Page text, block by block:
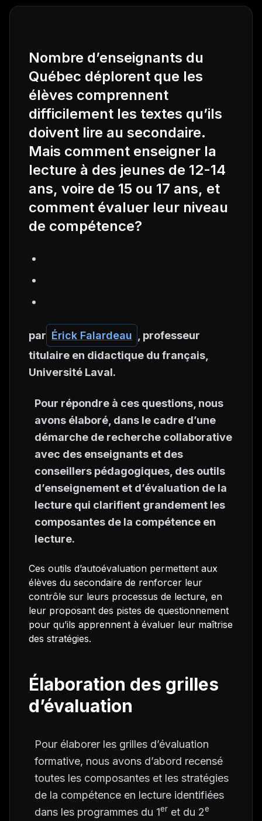
Nombre d’enseignants du
Québec déplorent que les
élèves comprennent
difficilement les textes qu’ils
doivent lire au secondaire.
Mais comment enseigner la
lecture à des jeunes de 12-14
ans, voire de 15 ou 17 ans, et
comment évaluer leur niveau
de compétence?
par Érick Falardeau
, professeur
titulaire en didactique du français,
Université Laval.
Pour répondre à ces questions, nous
avons élaboré, dans le cadre d’une
démarche de recherche collaborative
avec des enseignants et des
conseillers pédagogiques, des outils
d’enseignement et d’évaluation de la
lecture qui clarifient grandement les
composantes de la compétence en
lecture.
Ces outils d’autoévaluation permettent aux
élèves du secondaire de renforcer leur
contrôle sur leurs processus de lecture, en
leur proposant des pistes de questionnement
pour qu’ils apprennent à évaluer leur maîtrise
des stratégies.
Élaboration des grilles
d’évaluation
Pour élaborer les grilles d’évaluation
formative, nous avons d’abord recensé
toutes les composantes et les stratégies
de la compétence en lecture identifiées
dans les programmes du 1er et du 2e